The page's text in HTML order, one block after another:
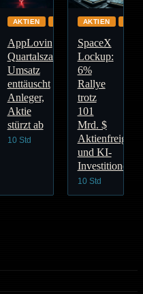
AKTIEN GLOBAL
AppLovin
Quartalszahlen:
Umsatz
enttäuscht
Anleger,
Aktie
stürzt ab
10 Std
AKTIEN
SpaceX
Lockup:
6%
Rallye
trotz
101
Mrd. $
Aktienfreigabe
und KI-
Investitionen
10 Std